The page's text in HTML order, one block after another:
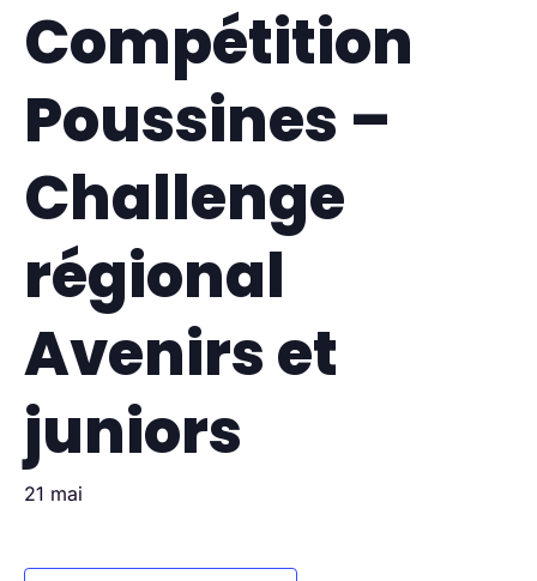
Compétition
Poussines –
Challenge
régional
Avenirs et
juniors
21 mai